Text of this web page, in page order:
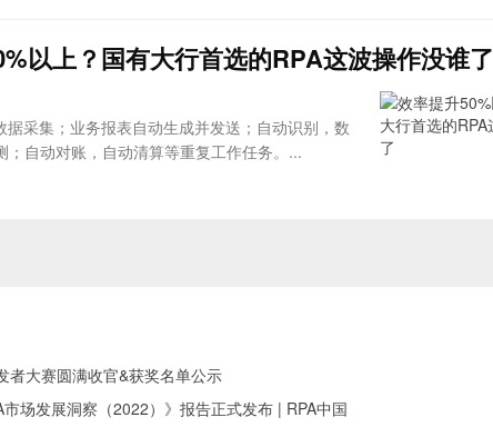
以上？国有大行首选的RPA这波操作没谁了
采集；业务报表自动生成并发送；自动识别，数
自动对账，自动清算等重复工作任务。...
者大赛圆满收官&获奖名单公示
市场发展洞察（2022）》报告正式发布 | RPA中国